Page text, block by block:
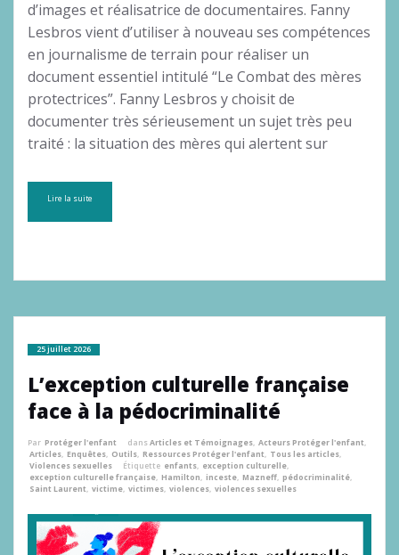
d’images et réalisatrice de documentaires. Fanny
Lesbros vient d’utiliser à nouveau ses compétences
en journalisme de terrain pour réaliser un
document essentiel intitulé “Le Combat des mères
protectrices”. Fanny Lesbros y choisit de
documenter très sérieusement un sujet très peu
traité : la situation des mères qui alertent sur
Lire la suite
25 juillet 2026
L’exception culturelle française
face à la pédocriminalité
Par Protéger l'enfant dansArticles et Témoignages, Acteurs Protéger l'enfant,
Articles, Enquêtes, Outils, Ressources Protéger l'enfant, Tous les articles,
Violences sexuelles
Étiquette enfants, exception culturelle,
exception culturelle française, Hamilton, inceste, Mazneff, pédocriminalité,
Saint Laurent, victime, victimes, violences, violences sexuelles